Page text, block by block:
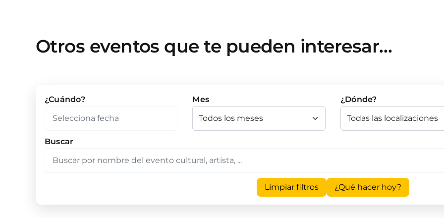
Otros eventos que te pueden interesar…
¿Cuándo? Mes ¿Dónde?
Buscar
Limpiar filtros ¿Qué hacer hoy?